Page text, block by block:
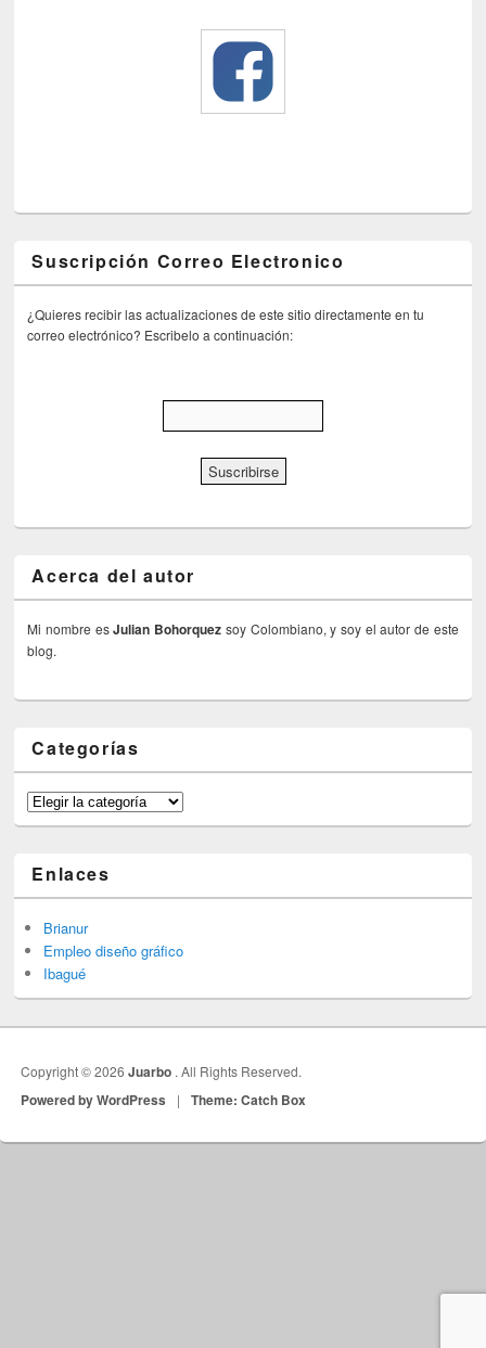
Suscripción Correo Electronico
¿Quieres recibir las actualizaciones de este sitio directamente en tu
correo electrónico? Escribelo a continuación:
Acerca del autor
Mi nombre esJulian Bohorquez soy Colombiano, y soy el autor de este
blog.
Categorías
Categorías
Enlaces
Brianur
Empleo diseño gráfico
Ibagué
Copyright © 2026Juarbo . All Rights Reserved.
Powered by WordPress | Theme: Catch Box